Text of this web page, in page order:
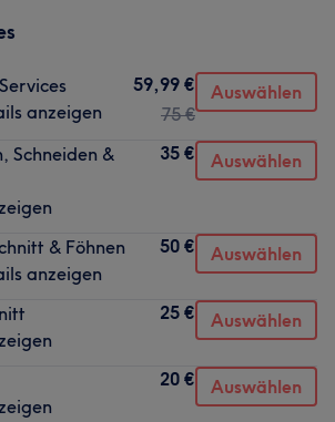
anzeigen
59,99 €
75 €
Auswählen
Schneiden &
35 € Auswählen
& Föhnen
anzeigen
50 € Auswählen
25 € Auswählen
20 € Auswählen